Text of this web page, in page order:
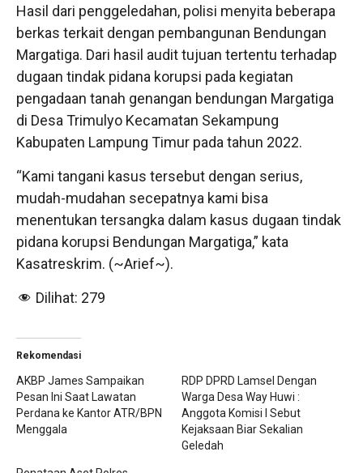
Hasil dari penggeledahan, polisi menyita beberapa
berkas terkait dengan pembangunan Bendungan
Margatiga. Dari hasil audit tujuan tertentu terhadap
dugaan tindak pidana korupsi pada kegiatan
pengadaan tanah genangan bendungan Margatiga
di Desa Trimulyo Kecamatan Sekampung
Kabupaten Lampung Timur pada tahun 2022.
“Kami tangani kasus tersebut dengan serius,
mudah-mudahan secepatnya kami bisa
menentukan tersangka dalam kasus dugaan tindak
pidana korupsi Bendungan Margatiga,” kata
Kasatreskrim. (~Arief~).
Dilihat: 279
Rekomendasi
AKBP James Sampaikan
Pesan Ini Saat Lawatan
Perdana ke Kantor ATR/BPN
Menggala
RDP DPRD Lamsel Dengan
Warga Desa Way Huwi :
Anggota Komisi I Sebut
Kejaksaan Biar Sekalian
Geledah